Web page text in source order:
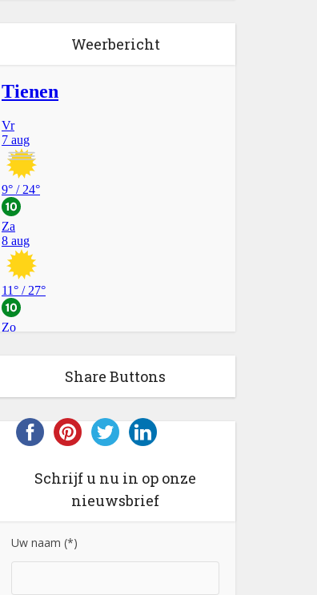
Weerbericht
Share Buttons
Schrijf u nu in op onze
nieuwsbrief
Uw naam (*)